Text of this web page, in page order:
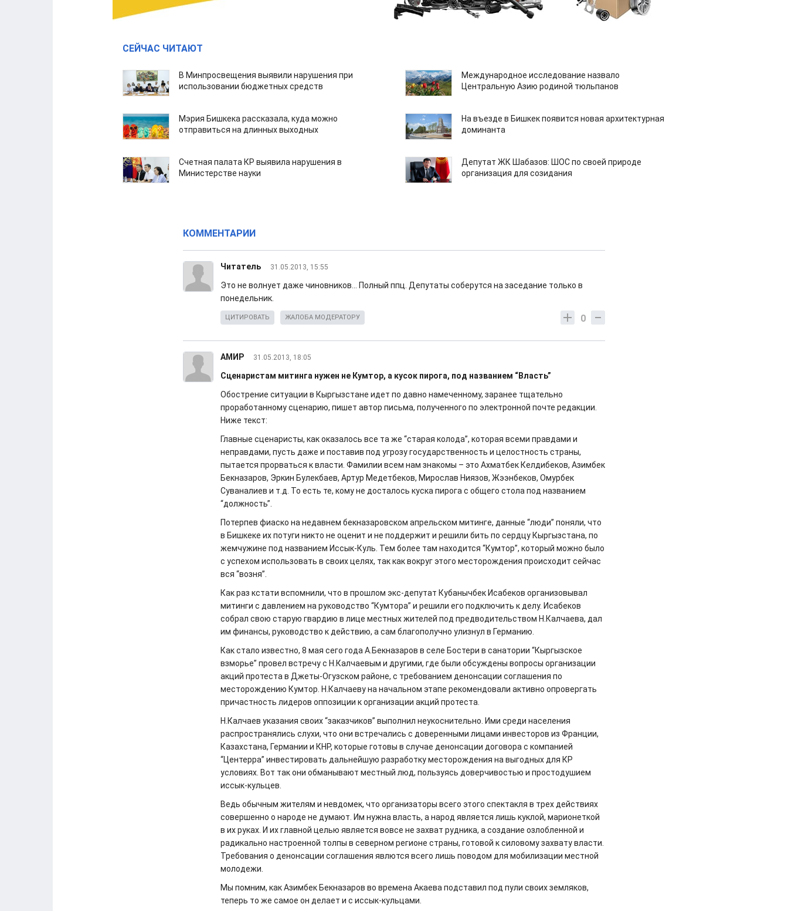
СЕЙЧАС ЧИТАЮТ
В Минпросвещения выявили нарушения при
использовании бюджетных средств
Международное исследование назвало
Центральную Азию родиной тюльпанов
Мэрия Бишкека рассказала, куда можно
отправиться на длинных выходных
На въезде в Бишкек появится новая архитектурная
доминанта
Счетная палата КР выявила нарушения в
Министерстве науки
Депутат ЖК Шабазов: ШОС по своей природе
организация для созидания
КОММЕНТАРИИ
Читатель 31.05.2013, 15:55
Это не волнует даже чиновников... Полный ппц. Депутаты соберутся на заседание только в
понедельник.
0
ЦИТИРОВАТЬ ЖАЛОБА МОДЕРАТОРУ
АМИР 31.05.2013, 18:05
Сценаристам митинга нужен не Кумтор, а кусок пирога, под названием “Власть”
Обострение ситуации в Кыргызстане идет по давно намеченному, заранее тщательно
проработанному сценарию, пишет автор письма, полученного по электронной почте редакции.
Ниже текст:
Главные сценаристы, как оказалось все та же “старая колода”, которая всеми правдами и
неправдами, пусть даже и поставив под угрозу государственность и целостность страны,
пытается прорваться к власти. Фамилии всем нам знакомы – это Ахматбек Келдибеков, Азимбек
Бекназаров, Эркин Булекбаев, Артур Медетбеков, Мирослав Ниязов, Жээнбеков, Омурбек
Суваналиев и т.д. То есть те, кому не досталось куска пирога с общего стола под названием
“должность”.
Потерпев фиаско на недавнем бекназаровском апрельском митинге, данные “люди” поняли, что
в Бишкеке их потуги никто не оценит и не поддержит и решили бить по сердцу Кыргызстана, по
жемчужине под названием Иссык-Куль. Тем более там находится “Кумтор”, который можно было
с успехом использовать в своих целях, так как вокруг этого месторождения происходит сейчас
вся “возня”.
Как раз кстати вспомнили, что в прошлом экс-депутат Кубанычбек Исабеков организовывал
митинги с давлением на руководство “Кумтора” и решили его подключить к делу. Исабеков
собрал свою старую гвардию в лице местных жителей под предводительством Н.Калчаева, дал
им финансы, руководство к действию, а сам благополучно улизнул в Германию.
Как стало известно, 8 мая сего года А.Бекназаров в селе Бостери в санатории “Кыргызское
взморье” провел встречу с Н.Калчаевым и другими, где были обсуждены вопросы организации
акций протеста в Джеты-Огузском районе, с требованием денонсации соглашения по
месторождению Кумтор. Н.Калчаеву на начальном этапе рекомендовали активно опровергать
причастность лидеров оппозиции к организации акций протеста.
Н.Калчаев указания своих “заказчиков” выполнил неукоснительно. Ими среди населения
распространялись слухи, что они встречались с доверенными лицами инвесторов из Франции,
Казахстана, Германии и КНР, которые готовы в случае денонсации договора с компанией
“Центерра” инвестировать дальнейшую разработку месторождения на выгодных для КР
условиях. Вот так они обманывают местный люд, пользуясь доверчивостью и простодушием
иссык-кульцев.
Ведь обычным жителям и невдомек, что организаторы всего этого спектакля в трех действиях
совершенно о народе не думают. Им нужна власть, а народ является лишь куклой, марионеткой
в их руках. И их главной целью является вовсе не захват рудника, а создание озлобленной и
радикально настроенной толпы в северном регионе страны, готовой к силовому захвату власти.
Требования о денонсации соглашения явлются всего лишь поводом для мобилизации местной
молодежи.
Мы помним, как Азимбек Бекназаров во времена Акаева подставил под пули своих земляков,
теперь то же самое он делает и с иссык-кульцами.